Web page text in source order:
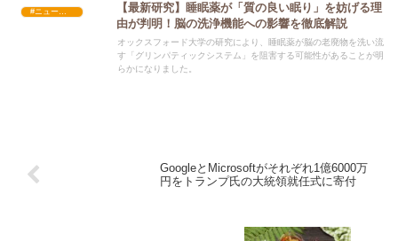
#ニュース・社会・コラム
【最新研究】睡眠薬が「質の良い眠り」を妨げる理
由が判明！脳の洗浄機能への影響を徹底解説
オックスフォード大学の研究により、睡眠薬が脳の老廃物を洗い流
す「グリンパティックシステム」を阻害する可能性があることが明
らかになりました。
GoogleとMicrosoftがそれぞれ1億6000万
円をトランプ氏の大統領就任式に寄付